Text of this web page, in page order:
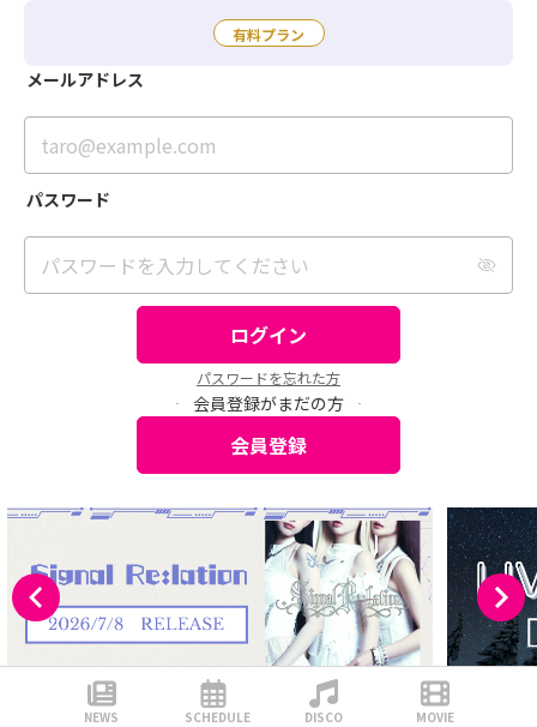
有料プラン
メールアドレス
taro@example.com
パスワード
パスワードを入力してください
ログイン
パスワードを忘れた方
会員登録がまだの方
会員登録
NEWS SCHEDULE DISCO MOVIE